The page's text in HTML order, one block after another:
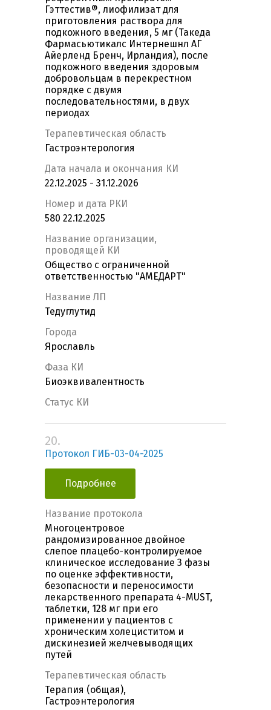
Гэттестив®, лиофилизат для
приготовления раствора для
подкожного введения, 5 мг (Такеда
Фармасьютикалс Интернешнл АГ
Айерленд Бренч, Ирландия), после
подкожного введения здоровым
добровольцам в перекрестном
порядке с двумя
последовательностями, в двух
периодах
Терапевтическая область
Гастроэнтерология
Дата начала и окончания КИ
22.12.2025 - 31.12.2026
Номер и дата РКИ
580 22.12.2025
Название организации,
проводящей КИ
Общество с ограниченной
ответственностью "АМЕДАРТ"
Название ЛП
Тедуглутид
Города
Ярославль
Фаза КИ
Биоэквивалентность
Статус КИ
20.
Протокол ГИБ-03-04-2025
Подробнее
Название протокола
Многоцентровое
рандомизированное двойное
слепое плацебо-контролируемое
клиническое исследование 3 фазы
по оценке эффективности,
безопасности и переносимости
лекарственного препарата 4-MUST,
таблетки, 128 мг при его
применении у пациентов с
хроническим холециститом и
дискинезией желчевыводящих
путей
Терапевтическая область
Терапия (общая),
Гастроэнтерология